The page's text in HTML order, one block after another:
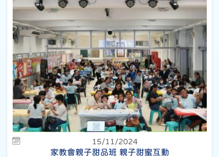
15/11/2024
家教會親子甜品班 親子甜蜜互動